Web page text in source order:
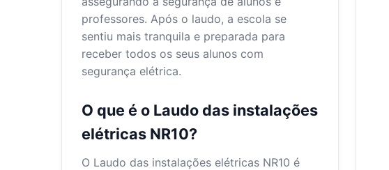
professores. Após o laudo, a escola se
sentiu mais tranquila e preparada para
receber todos os seus alunos com
segurança elétrica.
O que é o Laudo das instalações
elétricas NR10?
O Laudo das instalações elétricas NR10 é